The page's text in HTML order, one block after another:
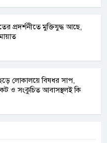
প্রদর্শনীতে মুক্তিযুদ্ধ আছে,
লোকালয়ে বিষধর সাপ,
ও সংকুচিত আবাসস্থলই কি